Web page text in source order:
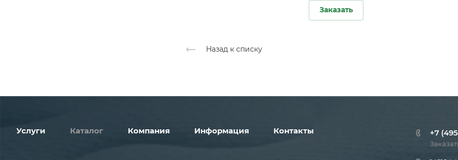
Заказать
Назад к списку
Услуги Каталог Компания Информация Контакты +7